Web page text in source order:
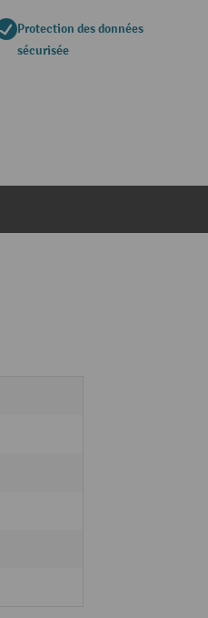
Protection des données
sécurisée